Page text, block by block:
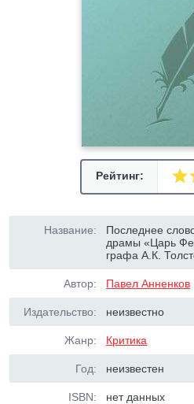
Рейтинг:
Название:
Последнее
драмы «Царь
графа А.К.
Автор: Павел Анненков
Издательство: неизвестно
Жанр: Критика
Год: неизвестен
ISBN: нет данных